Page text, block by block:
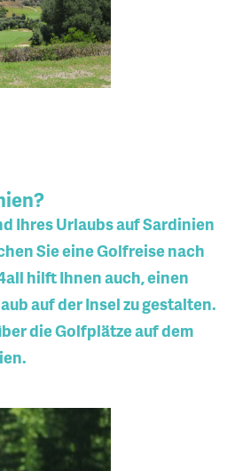
Ihres Urlaubs auf Sardinien
Sie eine Golfreise nach
hilft Ihnen auch, einen
auf der Insel zu gestalten.
die Golfplätze auf dem